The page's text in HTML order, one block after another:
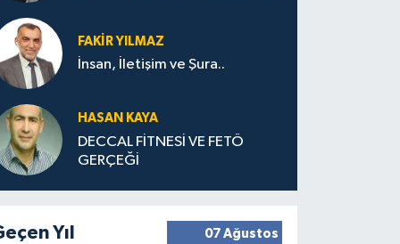
FAKIR YILMAZ
İnsan, İletişim ve Şura..
HASAN KAYA
DECCAL FİTNESİ VE FETÖ
GERÇEĞİ
Yıl
07 Ağustos